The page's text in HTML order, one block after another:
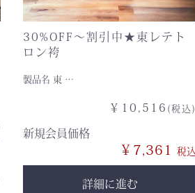
30%OFF〜割引中★東レテト
ロン袴
製品名 東 …
￥10,516 (税込)
新規会員価格
￥7,361
詳細に進む